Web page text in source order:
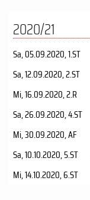
2020/21
Sa, 05.09.2020, 1.ST
Sa, 12.09.2020, 2.ST
Mi, 16.09.2020, 2.R
Sa, 26.09.2020, 4.ST
Mi, 30.09.2020, AF
Sa, 10.10.2020, 5.ST
Mi, 14.10.2020, 6.ST